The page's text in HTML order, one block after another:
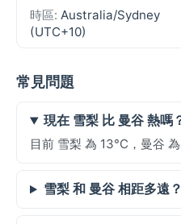
時區: Australia/Sydney
(UTC+10)
常見問題
現在 雪梨 比 曼谷 熱嗎
目前 雪梨 為 13°C，曼谷 為
雪梨 和 曼谷 相距多遠？